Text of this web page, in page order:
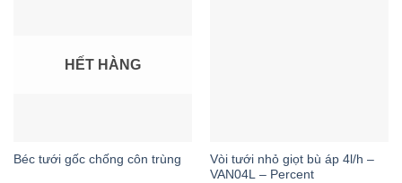
HẾT HÀNG
Béc tưới gốc chống côn trùng
Vòi tưới nhỏ giọt bù áp 4l/h –
VAN04L – Percent